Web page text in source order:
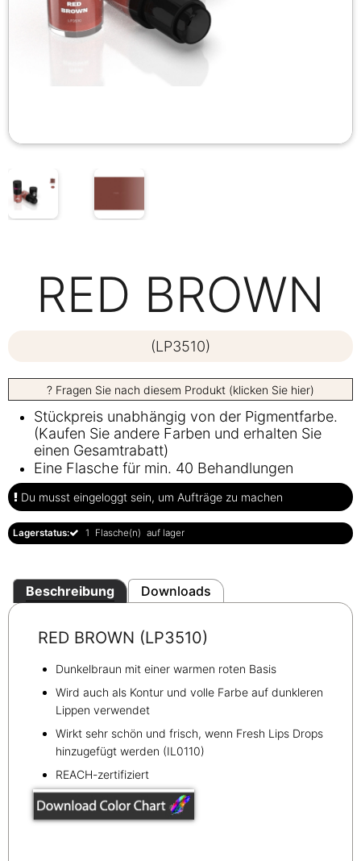
RED BROWN
(LP3510)
? Fragen Sie nach diesem Produkt (klicken Sie hier)
Stückpreis unabhängig von der Pigmentfarbe.
(Kaufen Sie andere Farben und erhalten Sie
einen Gesamtrabatt)
Eine Flasche für min. 40 Behandlungen
Du musst eingeloggt sein, um Aufträge zu machen
Lagerstatus: 1 Flasche(n) auf lager
Beschreibung Downloads
RED BROWN (LP3510)
Dunkelbraun mit einer warmen roten Basis
Wird auch als Kontur und volle Farbe auf dunkleren
Lippen verwendet
Wirkt sehr schön und frisch, wenn Fresh Lips Drops
hinzugefügt werden (IL0110)
REACH-zertifiziert